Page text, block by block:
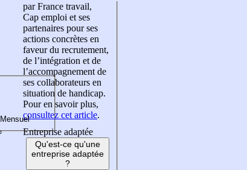
par France travail,
Cap emploi et ses
partenaires pour ses
actions concrètes en
faveur du recrutement,
de l’intégration et de
l’accompagnement de
ses collaborateurs en
situation de handicap.
Pour en savoir plus,
consultez cet article.
Entreprise adaptée
Qu'est-ce qu'une
entreprise adaptée
?